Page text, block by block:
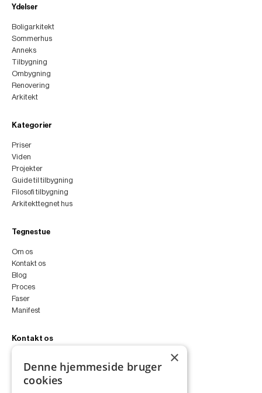
Ydelser
Boligarkitekt
Sommerhus
Anneks
Tilbygning
Ombygning
Renovering
Arkitekt
Kategorier
Priser
Viden
Projekter
Guide til tilbygning
Filosofi tilbygning
Arkitekttegnet hus
Tegnestue
Om os
Kontakt os
Blog
Proces
Faser
Manifest
Kontakt os
+45 4252 0011
VA11a
×
Denne hjemmeside bruger
cookies